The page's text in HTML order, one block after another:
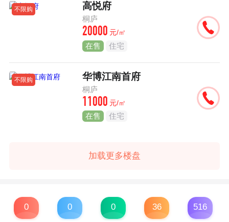
不限购 高悦府
桐庐
20000 元/㎡
在售 住宅
不限购 华博江南首府
桐庐
11000 元/㎡
在售 住宅
加载更多楼盘
0 0 0 36 516